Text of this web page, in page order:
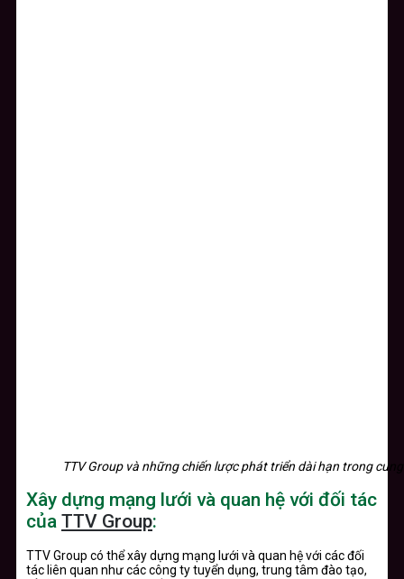
TTV Group và những chiến lược phát triển dài hạn trong
Xây dựng mạng lưới và quan hệ với đối tác
của TTV Group:
TTV Group có thể xây dựng mạng lưới và quan hệ với các đối
tác liên quan như các công ty tuyển dụng, trung tâm đào tạo,